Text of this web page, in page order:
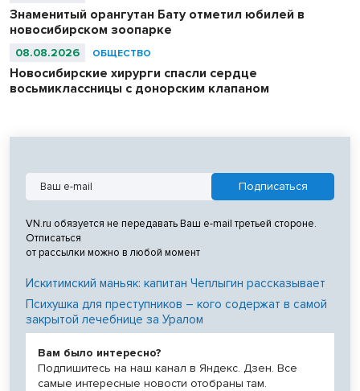
Знаменитый орангутан Бату отметил юбилей в
новосибирском зоопарке
08.08.2026 ОБЩЕСТВО
Новосибирские хирурги спасли сердце
восьмиклассницы с донорским клапаном
VN.ru обязуется не передавать Ваш e-mail третьей стороне.
Отписаться
от рассылки можно в любой момент
Искитимский маньяк: капитан Чеплыгин рассказывает
Психушка для преступников – кого содержат в самой
закрытой лечебнице за Уралом
Вам было интересно?
Подпишитесь на наш канал в Яндекс. Дзен. Все
самые интересные новости отобраны там.